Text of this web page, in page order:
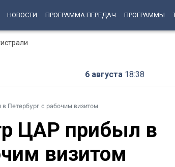
НОВОСТИ ПРОГРАММА ПЕРЕДАЧ ПРОГРАММЫ
6 августа 18:38
Петербург с рабочим визитом
ЦАР прибыл в
визитом